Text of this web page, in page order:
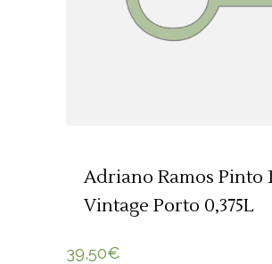
Adriano Ramos Pinto
Vintage Porto 0,375L
39,50€